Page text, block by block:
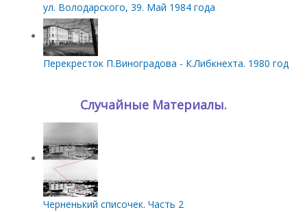
ул. Володарского, 39. Май 1984 года
Перекресток П.Виноградова - К.Либкнехта. 1980 год
Случайные Материалы.
Черненький списочек. Часть 2